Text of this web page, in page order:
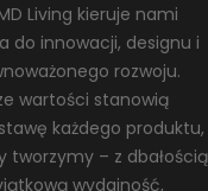
produktów
czego chcesz, jest
Living kieruje nami
do innowacji, designu i
rozwoju.
wartości stanowią
każdego produktu,
tworzymy – z dbałością
wydajność,